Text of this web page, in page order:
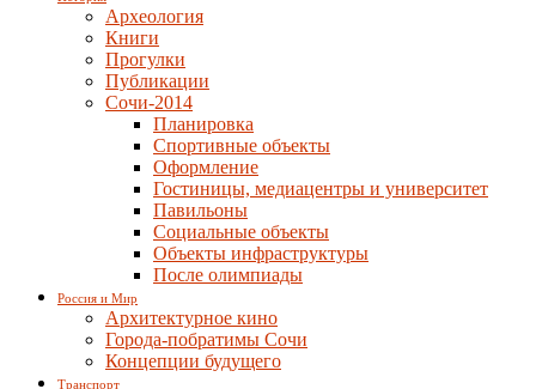
Археология
Книги
Прогулки
Публикации
Сочи-2014
Планировка
Спортивные объекты
Оформление
Гостиницы, медиацентры и университет
Павильоны
Социальные объекты
Объекты инфраструктуры
После олимпиады
Россия и Мир
Архитектурное кино
Города-побратимы Сочи
Концепции будущего
Транспорт